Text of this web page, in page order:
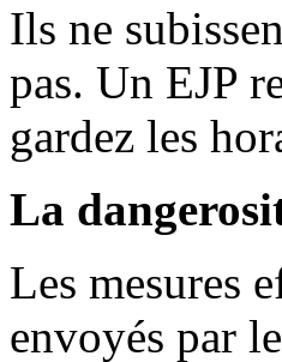
Ils ne
pas. Un EJP
gardez les
La
Les mesures
envoyés par